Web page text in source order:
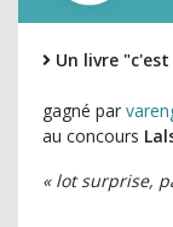
Un livre
gagné par
au concours
« lot surprise,